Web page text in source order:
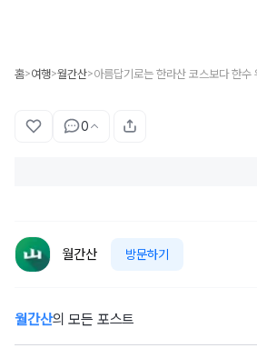
홈>여행>월간산>아름답기로는 한라산 코스보다 한수
0
월간산 방문하기
월간산의 모든 포스트